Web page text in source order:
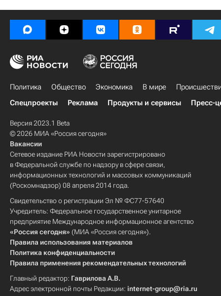
Политика Общество Экономика В мире
Спецпроекты
Реклама Продукты и сервисы Пресс-
Версия 2023.1 Beta
© 2026 МИА «Россия сегодня»
Вакансии
Сетевое издание РИА Новости зарегистрировано
в Федеральной службе по надзору в сфере связи,
информационных технологий и массовых коммуникаций
(Роскомнадзор) 08 апреля 2014 года.
Свидетельство о регистрации Эл № ФС77-57640
Учредитель: Федеральное государственное унитарное
предприятие Международное информационное агентство
«Россия сегодня» (МИА «Россия сегодня»).
Правила использования материалов
Политика конфиденциальности
Правила применения рекомендательных технологий
Главный редактор: Гаврилова А.В.
Адрес электронной почты Редакции: internet-group@ria.ru